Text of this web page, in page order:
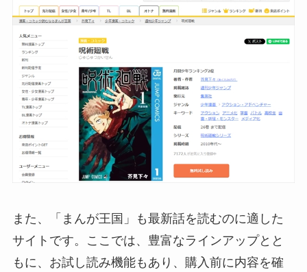
また、「まんが王国」も最新話を読むのに適した
サイトです。ここでは、豊富なラインアップとと
もに、お試し読み機能もあり、購入前に内容を確